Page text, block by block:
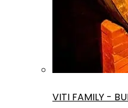
VITI FAMILY -